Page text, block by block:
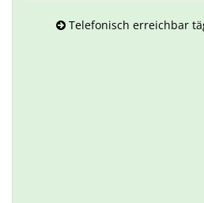
Telefonisch erreichbar